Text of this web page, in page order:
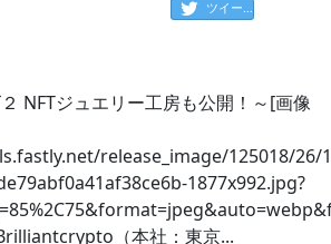
ツイート
NFTジュエリー工房も公開！～[画像
release_image/125018/26/
1877x992.jpg?
（本社：東京...